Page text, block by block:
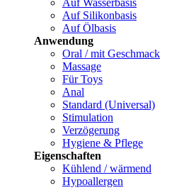
Auf Wasserbasis
Auf Silikonbasis
Auf Ölbasis
Anwendung
Oral / mit Geschmack
Massage
Für Toys
Anal
Standard (Universal)
Stimulation
Verzögerung
Hygiene & Pflege
Eigenschaften
Kühlend / wärmend
Hypoallergen